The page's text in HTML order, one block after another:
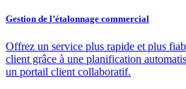
Gestion de l’étalonnage commercial
Offrez un service plus rapide et plus
client grâce à une planification
un portail client collaboratif.